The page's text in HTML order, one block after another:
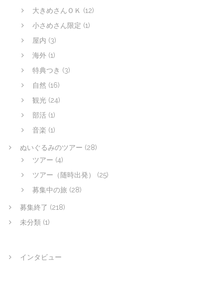
大きめさんＯＫ (12)
小さめさん限定 (1)
屋内 (3)
海外 (1)
特典つき (3)
自然 (16)
観光 (24)
部活 (1)
音楽 (1)
ぬいぐるみのツアー (28)
ツアー (4)
ツアー（随時出発）
(25)
募集中の旅 (28)
募集終了 (218)
未分類 (1)
インタビュー